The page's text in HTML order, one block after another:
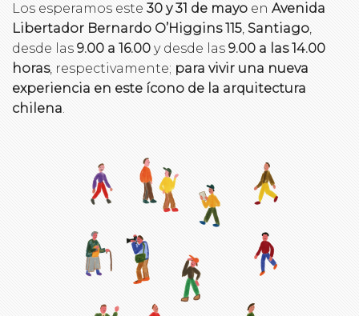
Los esperamos este 30 y 31 de mayo en Avenida
Libertador Bernardo O’Higgins 115, Santiago,
desde las 9.00 a 16.00 y desde las 9.00 a las 14.00
horas, respectivamente; para vivir una nueva
experiencia en este ícono de la arquitectura
chilena.